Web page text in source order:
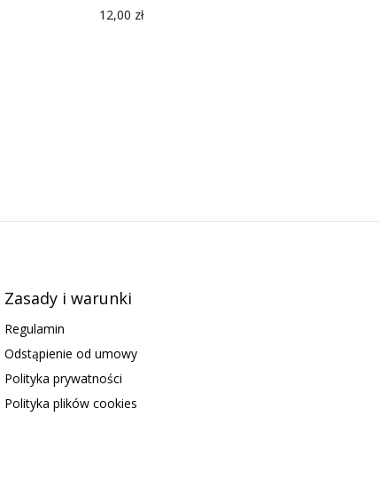
12,00 zł
Zasady i warunki
Regulamin
Odstąpienie od umowy
Polityka prywatności
Polityka plików cookies